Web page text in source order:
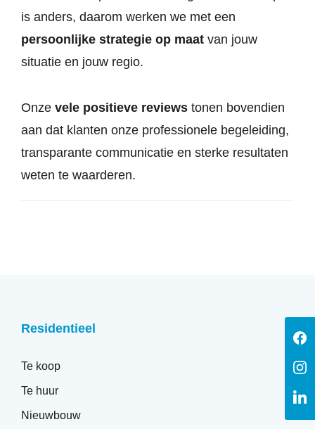
is anders, daarom werken we met een
persoonlijke strategie op maat van jouw
situatie en jouw regio.
Onze vele positieve reviews tonen bovendien
aan dat klanten onze professionele begeleiding,
transparante communicatie en sterke resultaten
weten te waarderen.
Residentieel
Te koop
Te huur
Nieuwbouw